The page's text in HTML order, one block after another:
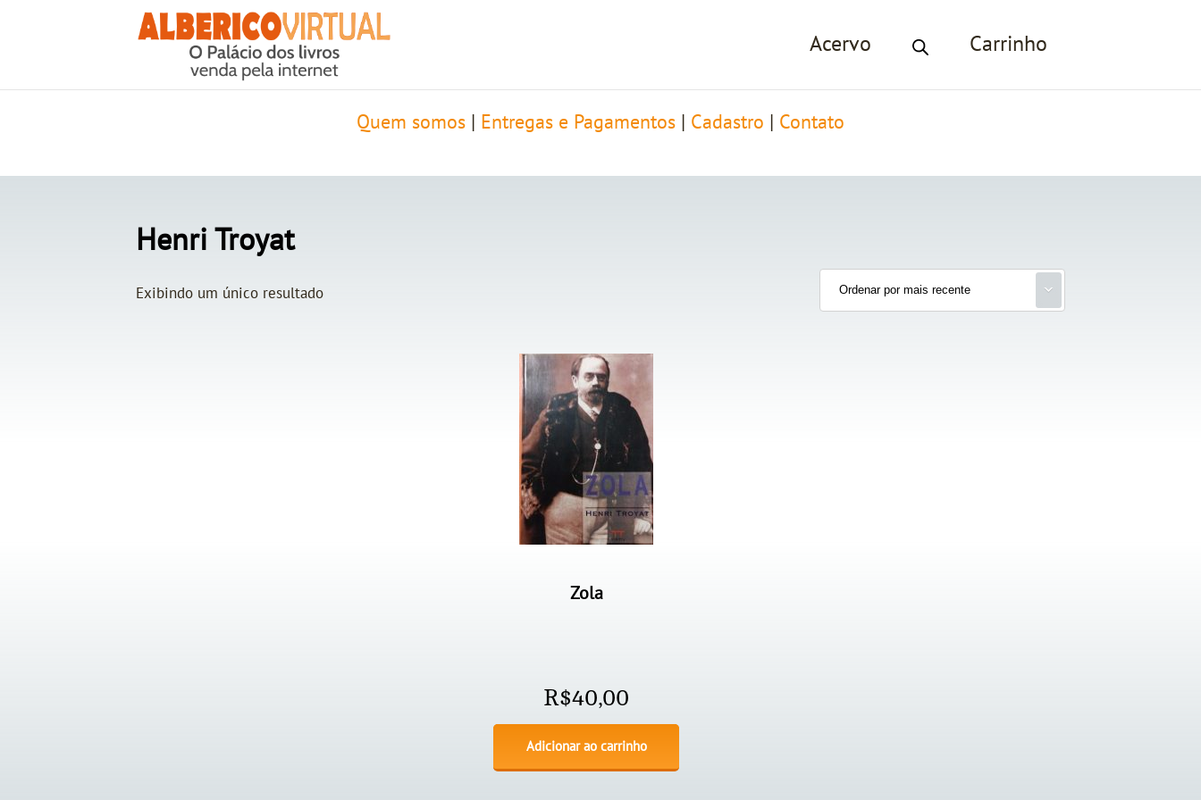
Acervo Carrinho
Quem somos Entregas e Pagamentos Cadastro Contato
Henri Troyat
Exibindo um único resultado
Zola
R$40,00
Adicionar ao carrinho